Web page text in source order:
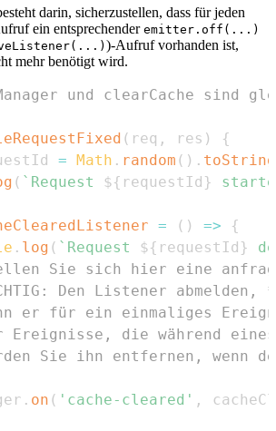
darin, sicherzustellen, dass für jeden
ein entsprechender emitter.off(...)
)-Aufruf vorhanden ist,
mehr benötigt wird.
und clearCache sind
( req , res )
{
= Math . random ( ) . toString
( ` Request ${ requestId }
= ( ) =>
{
. log ( ` Request ${ requestId }
Sie sich hier eine
Den Listener
er für ein einmaliges
die während eines
Sie ihn entfernen, wenn
. on ( 'cache-cleared' ,